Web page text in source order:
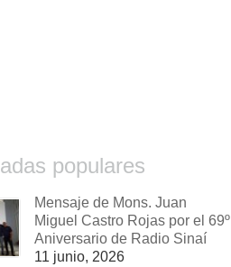
populares
Mensaje de Mons. Juan
Miguel Castro Rojas por el 69º
Aniversario de Radio Sinaí
11 junio, 2026